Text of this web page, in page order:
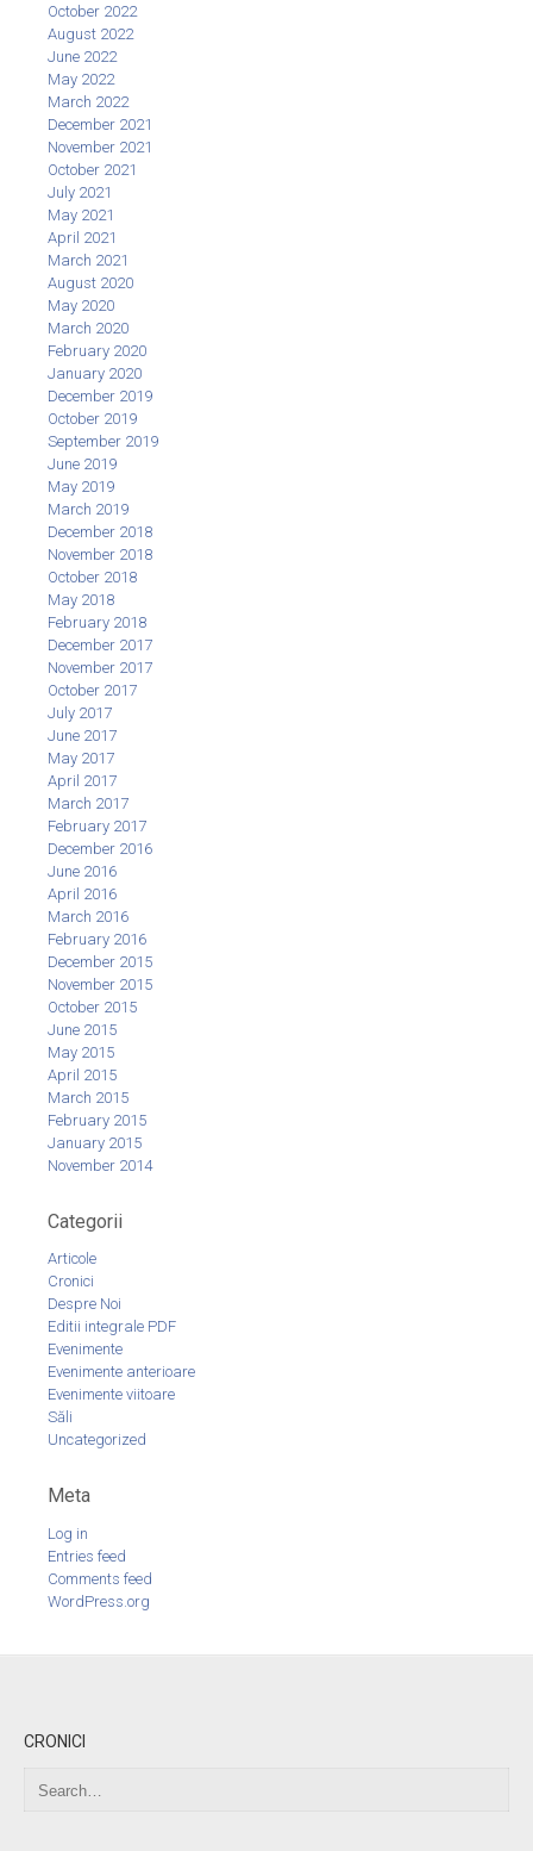
October 2022
August 2022
June 2022
May 2022
March 2022
December 2021
November 2021
October 2021
July 2021
May 2021
April 2021
March 2021
August 2020
May 2020
March 2020
February 2020
January 2020
December 2019
October 2019
September 2019
June 2019
May 2019
March 2019
December 2018
November 2018
October 2018
May 2018
February 2018
December 2017
November 2017
October 2017
July 2017
June 2017
May 2017
April 2017
March 2017
February 2017
December 2016
June 2016
April 2016
March 2016
February 2016
December 2015
November 2015
October 2015
June 2015
May 2015
April 2015
March 2015
February 2015
January 2015
November 2014
Categorii
Articole
Cronici
Despre Noi
Editii integrale PDF
Evenimente
Evenimente anterioare
Evenimente viitoare
Săli
Uncategorized
Meta
Log in
Entries feed
Comments feed
WordPress.org
CRONICI